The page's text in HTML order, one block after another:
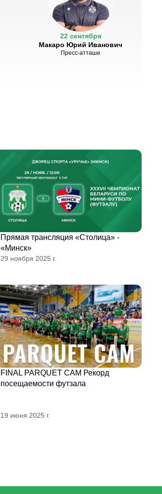
22 сентября
Макаро Юрий Иванович
Пресс-атташе
Прямая трансляция «Столица» -
«Минск»
29 ноября 2025 г.
FINAL PARQUET CAM Рекорд
посещаемости футзала
19 июня 2025 г.